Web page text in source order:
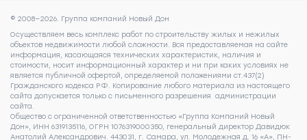
© 2008—2026. Группа компаний Новый Дон
Осуществляем весь комплекс работ по строительству жилых и нежилых
объектов недвижимости любой сложности. Вся предоставляемая на сайте
информация, касающаяся технических характеристик, наличия и
стоимости, носит информационный характер и ни при каких условиях не
является публичной офертой, определяемой положениями ст.437(2)
Гражданского кодекса РФ. Копирование любого материала из настоящего
сайта допускается только с письменного разрешения администрации
сайта.
Общество с ограниченной ответственностью «Группа Компаний Новый
Дон», ИНН 6319135116, ОГРН 1076319000350, генеральный директор Давидюк
Анатолий Александрович. 443031, г. Самара, ул. Молодежная д. 16 «А», ПН-